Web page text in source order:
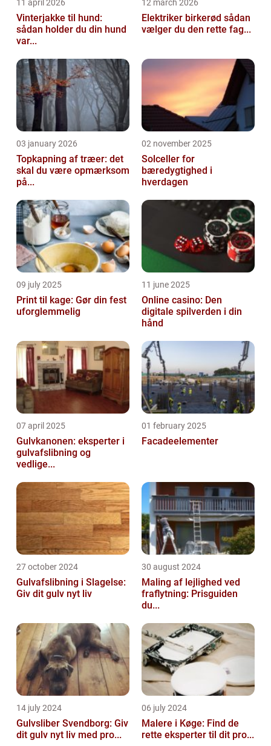
11 april 2026
Vinterjakke til hund:
sådan holder du din hund
var...
12 march 2026
Elektriker birkerød sådan
vælger du den rette fag...
03 january 2026
Topkapning af træer: det
skal du være opmærksom
på...
02 november 2025
Solceller for
bæredygtighed i
hverdagen
09 july 2025
Print til kage: Gør din fest
uforglemmelig
11 june 2025
Online casino: Den
digitale spilverden i din
hånd
07 april 2025
Gulvkanonen: eksperter i
gulvafslibning og
vedlige...
01 february 2025
Facadeelementer
27 october 2024
Gulvafslibning i Slagelse:
Giv dit gulv nyt liv
30 august 2024
Maling af lejlighed ved
fraflytning: Prisguiden
du...
14 july 2024
Gulvsliber Svendborg: Giv
dit gulv nyt liv med pro...
06 july 2024
Malere i Køge: Find de
rette eksperter til dit pro...